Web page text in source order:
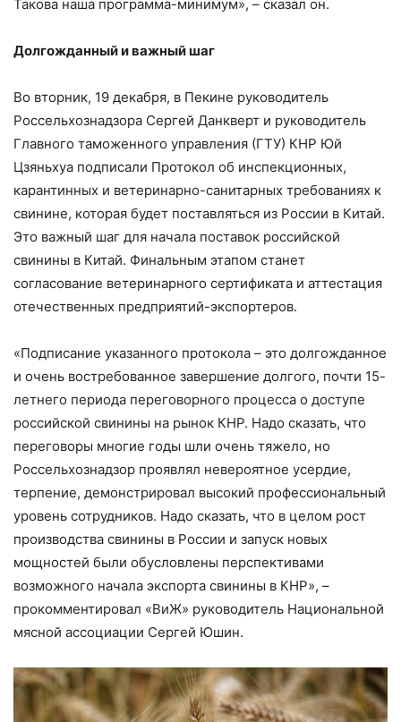
Такова наша программа-минимум», – сказал он.
Долгожданный и важный шаг
Во вторник, 19 декабря, в Пекине руководитель
Россельхознадзора Сергей Данкверт и руководитель
Главного таможенного управления (ГТУ) КНР Юй
Цзяньхуа подписали Протокол об инспекционных,
карантинных и ветеринарно-санитарных требованиях к
свинине, которая будет поставляться из России в Китай.
Это важный шаг для начала поставок российской
свинины в Китай. Финальным этапом станет
согласование ветеринарного сертификата и аттестация
отечественных предприятий-экспортеров.
«Подписание указанного протокола – это долгожданное
и очень востребованное завершение долгого, почти 15-
летнего периода переговорного процесса о доступе
российской свинины на рынок КНР. Надо сказать, что
переговоры многие годы шли очень тяжело, но
Россельхознадзор проявлял невероятное усердие,
терпение, демонстрировал высокий профессиональный
уровень сотрудников. Надо сказать, что в целом рост
производства свинины в России и запуск новых
мощностей были обусловлены перспективами
возможного начала экспорта свинины в КНР», –
прокомментировал «ВиЖ» руководитель Национальной
мясной ассоциации Сергей Юшин.